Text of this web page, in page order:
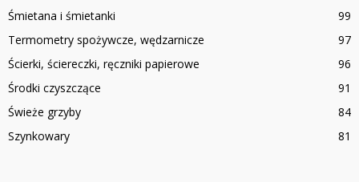
Śmietana i śmietanki
99
Termometry spożywcze, wędzarnicze
97
Ścierki, ściereczki, ręczniki papierowe
96
Środki czyszczące
91
Świeże grzyby
84
Szynkowary
81